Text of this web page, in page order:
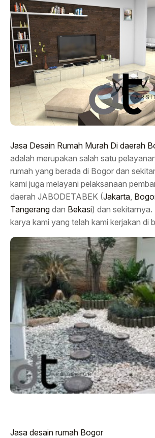
Jasa Desain Rumah Murah Di daerah
adalah merupakan salah satu
rumah yang berada di Bogor dan
kami juga melayani pelaksanaan
daerah JABODETABEK (Jakarta,
Tangerang dan Bekasi) dan
karya kami yang telah kami kerjakan di
Jasa desain rumah Bogor